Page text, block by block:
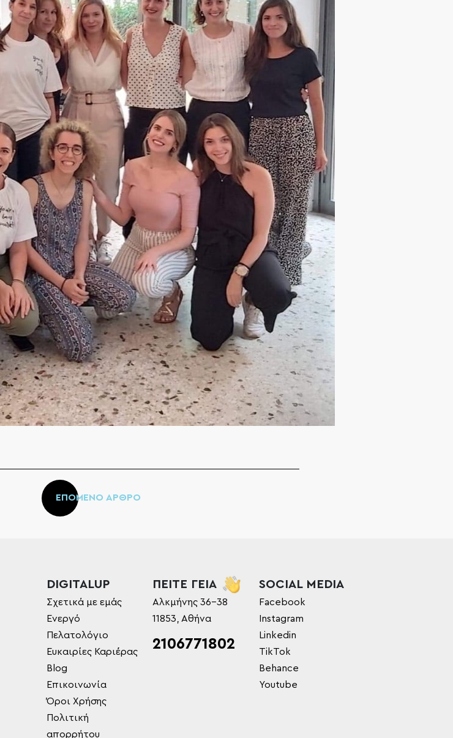
ΕΠΟΜΕΝΟ ΑΡΘΡΟ
DIGITALUP
Σχετικά με εμάς
Ενεργό
Πελατολόγιο
Ευκαιρίες Καριέρας
Blog
Επικοινωνία
Όροι Χρήσης
Πολιτική
απορρήτου
ΠΕΙΤΕ ΓΕΙΑ
Αλκμήνης 36-38
11853, Αθήνα
2106771802
SOCIAL MEDIA
Facebook
Instagram
Linkedin
TikTok
Behance
Youtube